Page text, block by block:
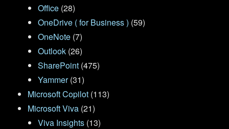
Office (28)
OneDrive ( for Business ) (59)
OneNote (7)
Outlook (26)
SharePoint (475)
Yammer(31)
Microsoft Copilot (113)
Microsoft Viva (21)
Viva Insights (13)